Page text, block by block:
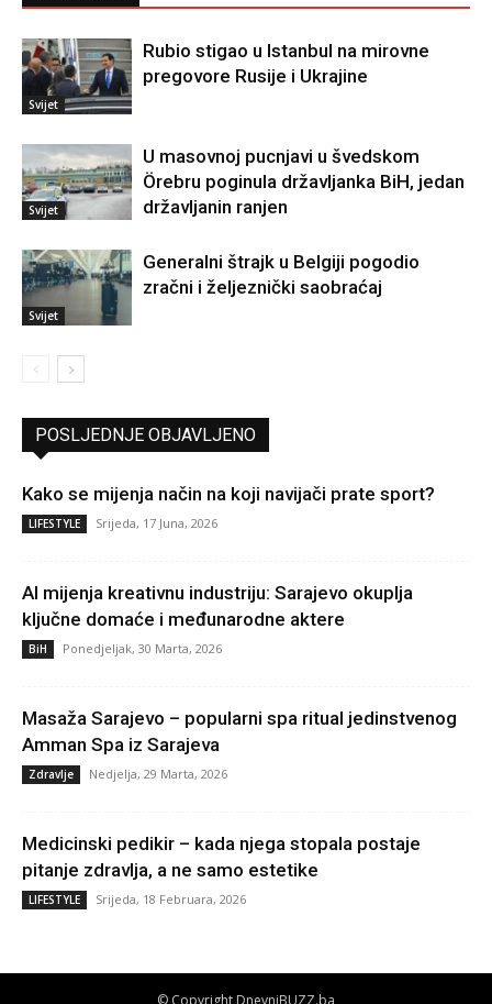
Svijet
Rubio stigao u Istanbul na mirovne
pregovore Rusije i Ukrajine
Svijet
U masovnoj pucnjavi u švedskom
Örebru poginula državljanka BiH, jedan
državljanin ranjen
Svijet
Generalni štrajk u Belgiji pogodio
zračni i željeznički saobraćaj
POSLJEDNJE OBJAVLJENO
Kako se mijenja način na koji navijači prate sport?
LIFESTYLE Srijeda, 17 Juna, 2026
AI mijenja kreativnu industriju: Sarajevo okuplja
ključne domaće i međunarodne aktere
BiH Ponedjeljak, 30 Marta, 2026
Masaža Sarajevo – popularni spa ritual jedinstvenog
Amman Spa iz Sarajeva
Zdravlje Nedjelja, 29 Marta, 2026
Medicinski pedikir – kada njega stopala postaje
pitanje zdravlja, a ne samo estetike
LIFESTYLE Srijeda, 18 Februara, 2026
© Copyright DnevniBUZZ.ba